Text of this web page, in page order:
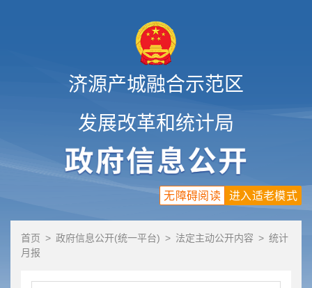
济源产城融合示范区
发展改革和统计局
进入适老模式
无障碍阅读
首页 > 政府信息公开(统一平台) > 法定主动公开内容 > 统计
月报